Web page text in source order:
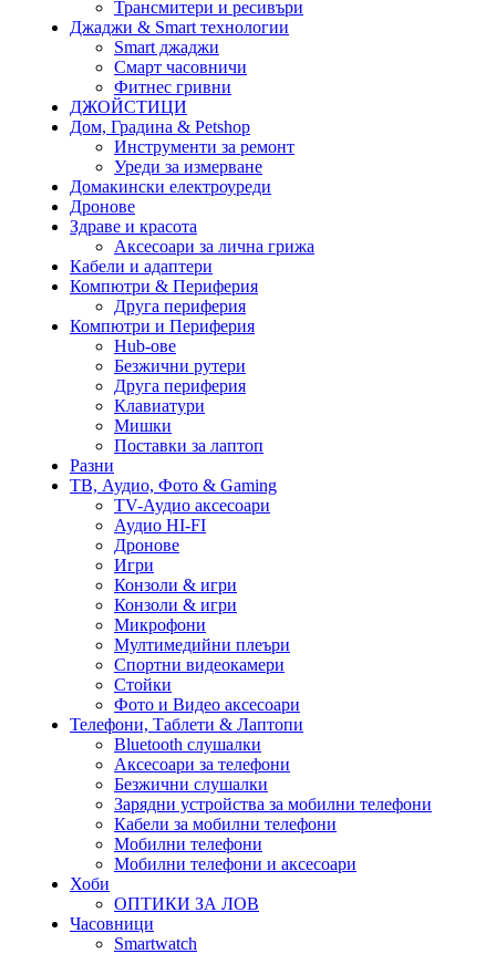
Трансмитери и ресивъри
Джаджи & Smart технологии
Smart джаджи
Смарт часовничи
Фитнес гривни
ДЖОЙСТИЦИ
Дом, Градина & Petshop
Инструменти за ремонт
Уреди за измерване
Домакински електроуреди
Дронове
Здраве и красота
Аксесоари за лична грижа
Кабели и адаптери
Компютри & Периферия
Друга периферия
Компютри и Периферия
Hub-ове
Безжични рутери
Друга периферия
Клавиатури
Мишки
Поставки за лаптоп
Разни
ТВ, Аудио, Фото & Gaming
TV-Аудио аксесоари
Аудио HI-FI
Дронове
Игри
Конзоли & игри
Конзоли & игри
Микрофони
Мултимедийни плеъри
Спортни видеокамери
Стойки
Фото и Видео аксесоари
Телефони, Таблети & Лаптопи
Bluetooth слушалки
Аксесоари за телефони
Безжични слушалки
Зарядни устройства за мобилни телефони
Кабели за мобилни телефони
Мобилни телефони
Мобилни телефони и аксесоари
Хоби
ОПТИКИ ЗА ЛОВ
Часовници
Smartwatch